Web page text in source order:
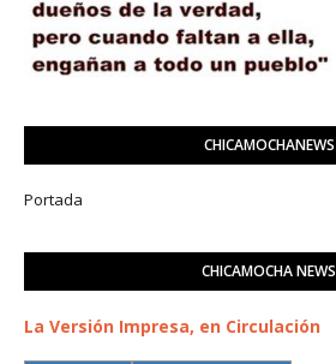
CHICAMOCHANEWS
Portada
CHICAMOCHA NEWS
La Versión Impresa, en Circulación